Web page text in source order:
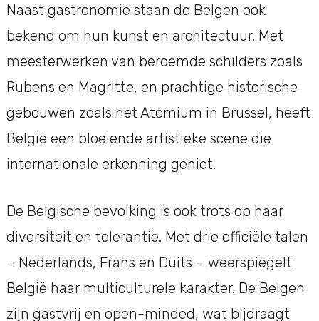
Naast gastronomie staan de Belgen ook
bekend om hun kunst en architectuur. Met
meesterwerken van beroemde schilders zoals
Rubens en Magritte, en prachtige historische
gebouwen zoals het Atomium in Brussel, heeft
België een bloeiende artistieke scene die
internationale erkenning geniet.
De Belgische bevolking is ook trots op haar
diversiteit en tolerantie. Met drie officiële talen
– Nederlands, Frans en Duits – weerspiegelt
België haar multiculturele karakter. De Belgen
zijn gastvrij en open-minded, wat bijdraagt